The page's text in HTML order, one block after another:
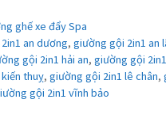
ghế xe đẩy Spa
an dương, giường gội 2in1 an
gội 2in1 hải an, giường gội
thuỵ, giường gội 2in1 lê chân,
gội 2in1 vĩnh bảo